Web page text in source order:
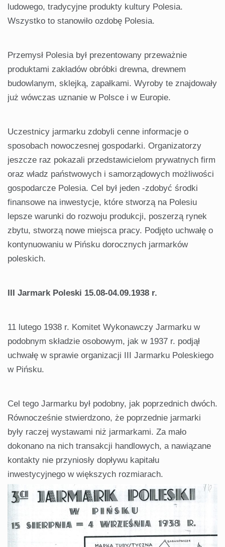
ludowego, tradycyjne produkty kultury Polesia.
Wszystko to stanowiło ozdobę Polesia.
Przemysł Polesia był prezentowany przeważnie
produktami zakładów obróbki drewna, drewnem
budowlanym, sklejką, zapałkami. Wyroby te znajdowały
już wówczas uznanie w Polsce i w Europie.
Uczestnicy jarmarku zdobyli cenne informacje o
sposobach nowoczesnej gospodarki. Organizatorzy
jeszcze raz pokazali przedstawicielom prywatnych firm
oraz władz państwowych i samorządowych możliwości
gospodarcze Polesia. Cel był jeden -zdobyć środki
finansowe na inwestycje, które stworzą na Polesiu
lepsze warunki do rozwoju produkcji, poszerzą rynek
zbytu, stworzą nowe miejsca pracy. Podjęto uchwałę o
kontynuowaniu w Pińsku dorocznych jarmarków
poleskich.
III Jarmark Poleski 15.08-04.09.1938 r.
11 lutego 1938 r. Komitet Wykonawczy Jarmarku w
podobnym składzie osobowym, jak w 1937 r. podjął
uchwałę w sprawie organizacji III Jarmarku Poleskiego
w Pińsku.
Cel tego Jarmarku był podobny, jak poprzednich dwóch.
Równocześnie stwierdzono, że poprzednie jarmarki
były raczej wystawami niż jarmarkami. Za mało
dokonano na nich transakcji handlowych, a nawiązane
kontakty nie przyniosły dopływu kapitału
inwestycyjnego w większych rozmiarach.